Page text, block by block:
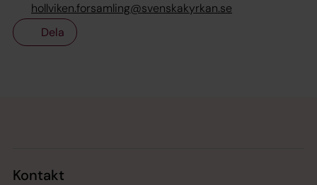
hollviken.forsamling@svenskakyrkan.se
Dela
Kontakt